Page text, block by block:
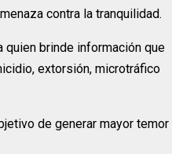
contra la tranquilidad.
quien brinde información que
extorsión, microtráfico
de generar mayor temor